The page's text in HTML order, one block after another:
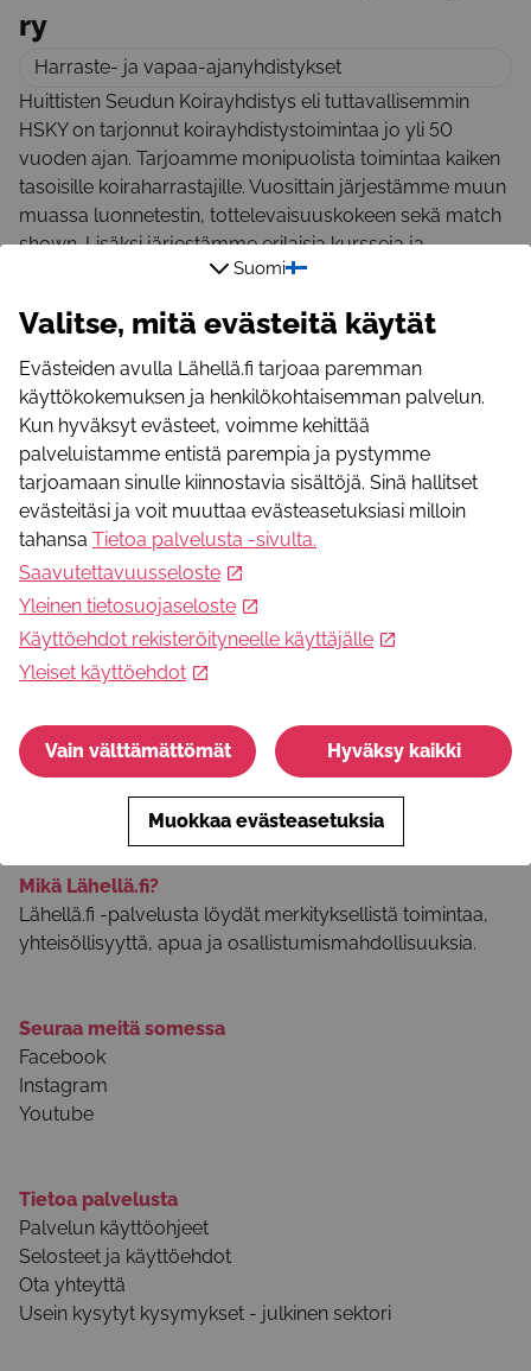
ry
Harraste- ja vapaa-ajanyhdistykset
Huittisten Seudun Koirayhdistys eli tuttavallisemmin
HSKY on tarjonnut koirayhdistystoimintaa jo yli 50
vuoden ajan. Tarjoamme monipuolista toimintaa kaiken
tasoisille koiraharrastajille. Vuosittain järjestämme muun
muassa luonnetestin, tottelevaisuuskokeen sekä match
shown. Lisäksi järjestämme erilaisia kursseja ja
koulutuksia, esimerkiksi pk-tottelevaisuustreenejä,
arkihallintatreenejä. Koulutuskenttämme sijaitsee
Huittisten keskustan tuntumassa.
Toimintaa
Organisaatiolla ei ole tällä hetkellä ilmoituksia lähellä.fi-
palvelussa.
WWW-osoite
www.huittistenseudunkoirayhdistys.fi
Sähköpostiosoite
sihteeri.hsky@gmail.com
Facebook
https://www.facebook.com/groups/113611747700
Instagram
Mikä Lähellä.fi?
Lähellä.fi -palvelusta löydät merkityksellistä toimintaa,
yhteisöllisyyttä, apua ja osallistumismahdollisuuksia.
Seuraa meitä somessa
Facebook
Instagram
Youtube
Tietoa palvelusta
Palvelun käyttöohjeet
Selosteet ja käyttöehdot
Ota yhteyttä
Usein kysytyt kysymykset - julkinen sektori
Suomi
Valitse, mitä evästeitä käytät
Evästeiden avulla Lähellä.fi tarjoaa paremman
käyttökokemuksen ja henkilökohtaisemman palvelun.
Kun hyväksyt evästeet, voimme kehittää
palveluistamme entistä parempia ja pystymme
tarjoamaan sinulle kiinnostavia sisältöjä. Sinä hallitset
evästeitäsi ja voit muuttaa evästeasetuksiasi milloin
tahansa Tietoa palvelusta -sivulta.
Saavutettavuusseloste
Yleinen tietosuojaseloste
Käyttöehdot rekisteröityneelle käyttäjälle
Yleiset käyttöehdot
Vain välttämättömät Hyväksy kaikki
Muokkaa evästeasetuksia